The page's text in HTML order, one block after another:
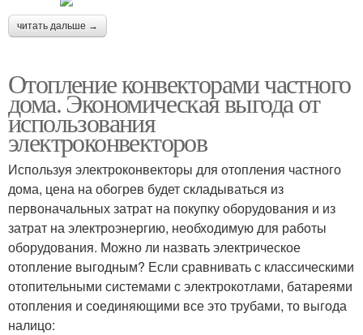
читать дальше →
Отопление конвекторами частного
дома. Экономическая выгода от
использования
электроконвекторов
Используя электроконвекторы для отопления частного
дома, цена на обогрев будет складываться из
первоначальных затрат на покупку оборудования и из
затрат на электроэнергию, необходимую для работы
оборудования. Можно ли назвать электрическое
отопление выгодным? Если сравнивать с классическими
отопительными системами с электрокотлами, батареями
отопления и соединяющими все это трубами, то выгода
налицо: